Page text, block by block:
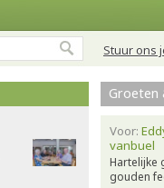
Stuur ons
Groeten
Voor:
vanbuel
Hartelijke
gouden